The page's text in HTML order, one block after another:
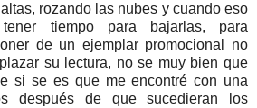
rozando las nubes y cuando eso
tiempo para bajarlas, para
de un ejemplar promocional no
su lectura, no se muy bien que
si se es que me encontré con una
después de que sucedieran los